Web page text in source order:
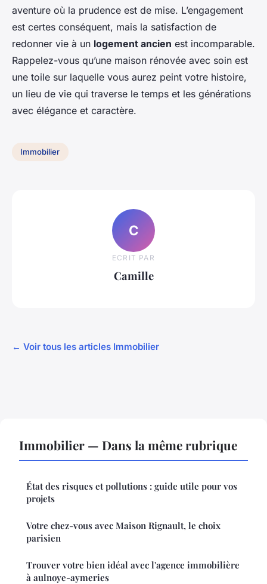
aventure où la prudence est de mise. L’engagement
est certes conséquent, mais la satisfaction de
redonner vie à un logement ancien est incomparable.
Rappelez-vous qu’une maison rénovée avec soin est
une toile sur laquelle vous aurez peint votre histoire,
un lieu de vie qui traverse le temps et les générations
avec élégance et caractère.
Immobilier
C
ECRIT PAR
Camille
← Voir tous les articles Immobilier
Immobilier — Dans la même rubrique
État des risques et pollutions : guide utile pour vos
projets
Votre chez-vous avec Maison Rignault, le choix
parisien
Trouver votre bien idéal avec l'agence immobilière
à aulnoye-aymeries